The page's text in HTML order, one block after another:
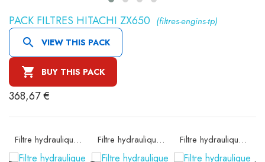
PACK FILTRES HITACHI ZX650 (filtres-engins-tp)
 VIEW THIS PACK
 BUY THIS PACK
368,67 €
Filtre hydraulique SH60101 Filtre hydraulique SH60134 Filtre hydraulique de pilotage SH60316